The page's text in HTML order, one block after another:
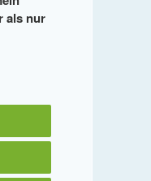
als nur